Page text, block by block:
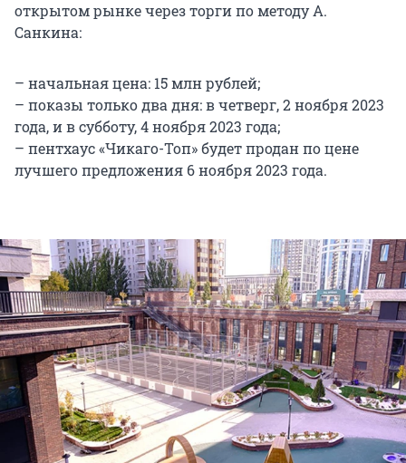
открытом рынке через торги по методу А.
Санкина:
– начальная цена: 15 млн рублей;
– показы только два дня: в четверг, 2 ноября 2023
года, и в субботу, 4 ноября 2023 года;
– пентхаус «Чикаго-Топ» будет продан по цене
лучшего предложения 6 ноября 2023 года.